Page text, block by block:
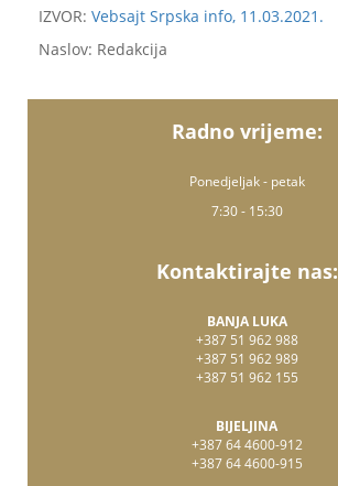
IZVOR: Vebsajt Srpska info, 11.03.2021.
Naslov: Redakcija
Radno vrijeme:
Ponedjeljak - petak
7:30 - 15:30
Kontaktirajte nas:
BANJA LUKA
+387 51 962 988
+387 51 962 989
+387 51 962 155
BIJELJINA
+387 64 4600-912
+387 64 4600-915